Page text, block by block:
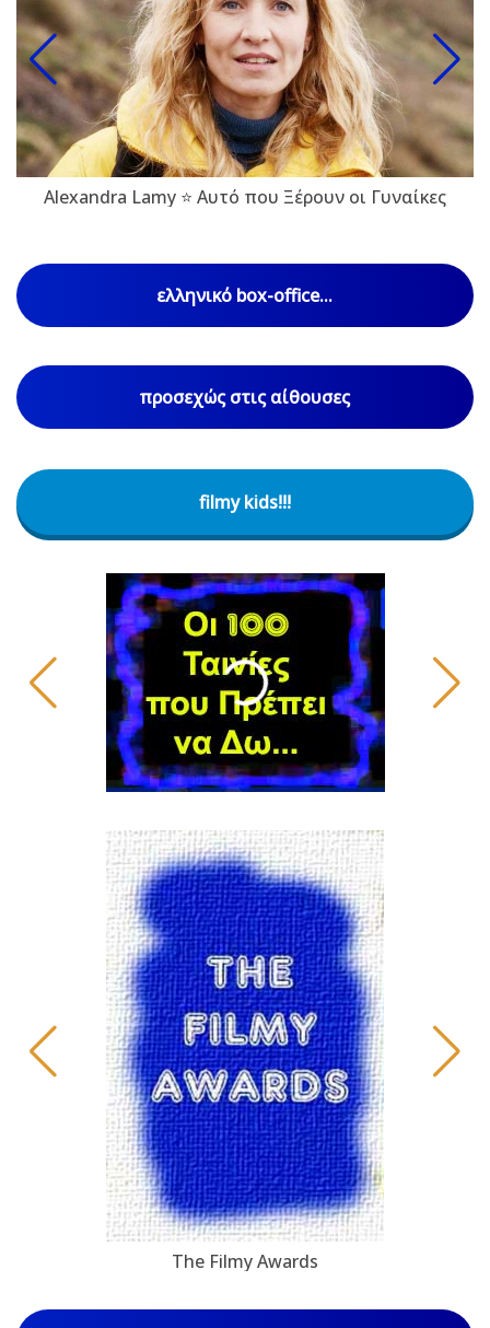
Alexandra Lamy ⭐ Αυτό που Ξέρουν οι Γυναίκες
ελληνικό box-office...
προσεχώς στις αίθουσες
filmy kids!!!
The Filmy Awards